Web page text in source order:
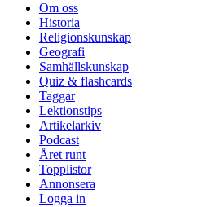
Om oss
Historia
Religionskunskap
Geografi
Samhällskunskap
Quiz & flashcards
Taggar
Lektionstips
Artikelarkiv
Podcast
Året runt
Topplistor
Annonsera
Logga in